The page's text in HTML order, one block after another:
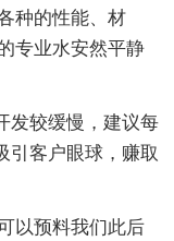
种的性能、材
专业水安然平静
发较缓慢，建议每
引客户眼球，赚取
以预料我们此后